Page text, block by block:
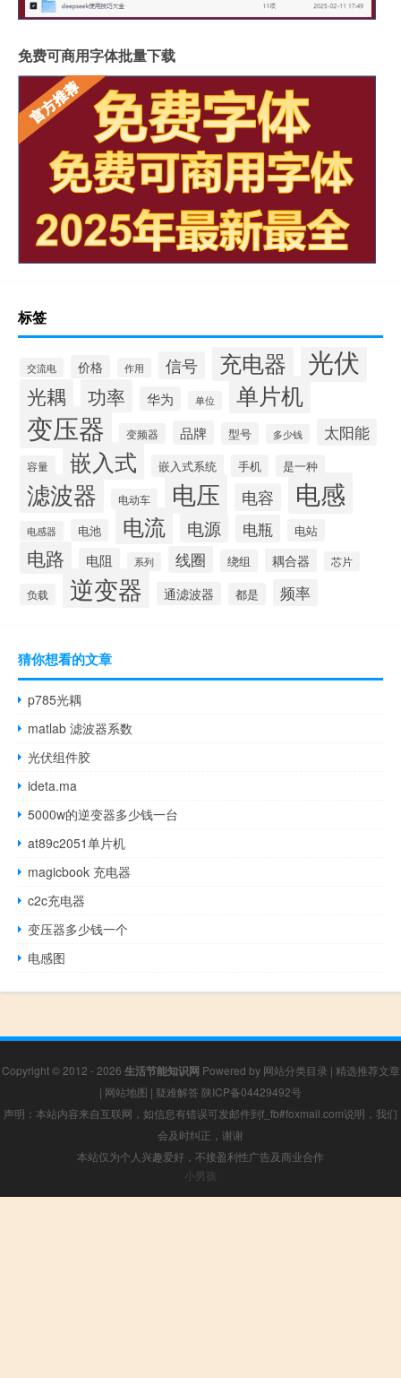
免费可商用字体批量下载
标签
交流电 价格 作用 信号 充电器 光伏
光耦 功率 华为 单位 单片机
变压器 变频器 品牌 型号 多少钱 太阳能
容量 嵌入式 嵌入式系统 手机 是一种
滤波器 电动车 电压 电容 电感
电感器 电池 电流 电源 电瓶 电站
电路 电阻 系列 线圈 绕组 耦合器 芯片
负载 逆变器 通滤波器 都是 频率
猜你想看的文章
p785光耦
matlab 滤波器系数
光伏组件胶
ideta.ma
5000w的逆变器多少钱一台
at89c2051单片机
magicbook 充电器
c2c充电器
变压器多少钱一个
电感图
Copyright © 2012 - 2026 生活节能知识网 Powered by 网站分类目录 | 精选推荐文章
| 网站地图 | 疑难解答 陕ICP备04429492号
声明：本站内容来自互联网，如信息有错误可发邮件到f_fb#foxmail.com说明，我们
会及时纠正，谢谢
本站仅为个人兴趣爱好，不接盈利性广告及商业合作
小男孩